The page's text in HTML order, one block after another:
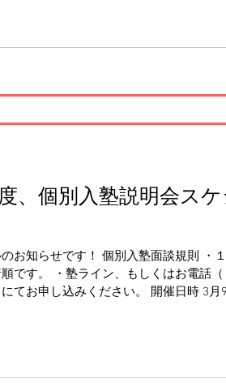
、個別入塾説明会スケ
お知らせです！ 個別入塾面談規則 ・
です。 ・塾ライン、もしくはお電話（
てお申し込みください。 開催日時 3月9